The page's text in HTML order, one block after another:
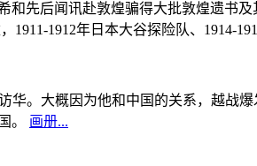
和先后闻讯赴敦煌骗得大批敦煌遗书
1912年日本大谷探险队、1914-
华。大概因为他和中国的关系，越战
。 画册...